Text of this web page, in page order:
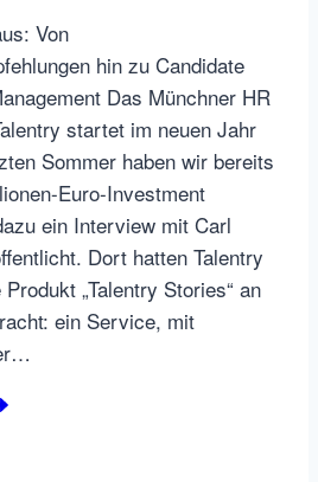
Von
hin zu Candidate
Das Münchner HR
startet im neuen Jahr
Sommer haben wir bereits
Euro-Investment
ein Interview mit Carl
Dort hatten Talentry
„Talentry Stories“ an
ein Service, mit